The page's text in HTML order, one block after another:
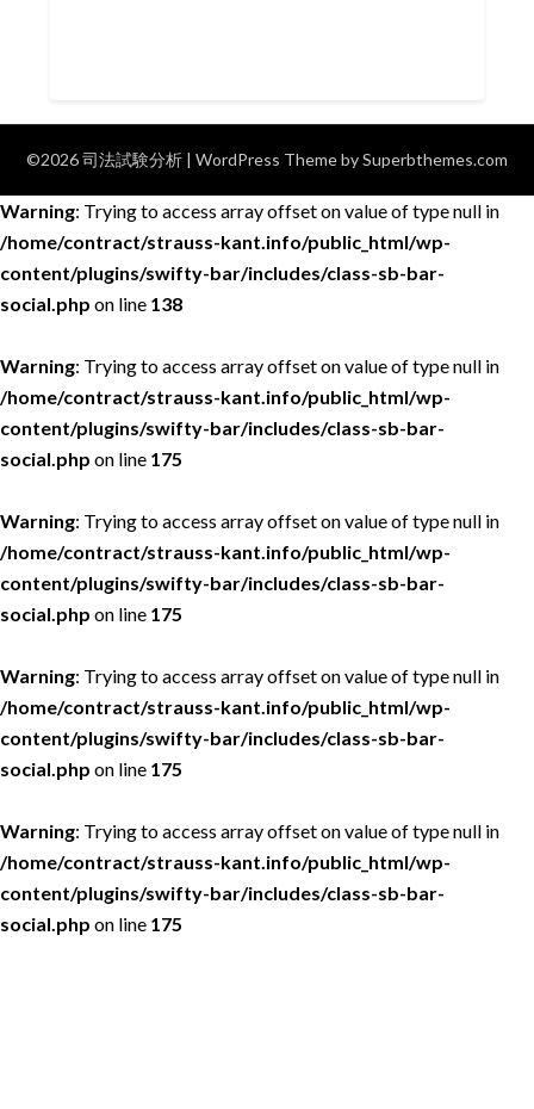
©2026 司法試験分析 | WordPress Theme bySuperbthemes.com
Warning: Trying to access array offset on value of type null in
/home/contract/strauss-kant.info/public_html/wp-
content/plugins/swifty-bar/includes/class-sb-bar-
social.php on line 138
Warning: Trying to access array offset on value of type null in
/home/contract/strauss-kant.info/public_html/wp-
content/plugins/swifty-bar/includes/class-sb-bar-
social.php on line 175
Warning: Trying to access array offset on value of type null in
/home/contract/strauss-kant.info/public_html/wp-
content/plugins/swifty-bar/includes/class-sb-bar-
social.php on line 175
Warning: Trying to access array offset on value of type null in
/home/contract/strauss-kant.info/public_html/wp-
content/plugins/swifty-bar/includes/class-sb-bar-
social.php on line 175
Warning: Trying to access array offset on value of type null in
/home/contract/strauss-kant.info/public_html/wp-
content/plugins/swifty-bar/includes/class-sb-bar-
social.php on line 175